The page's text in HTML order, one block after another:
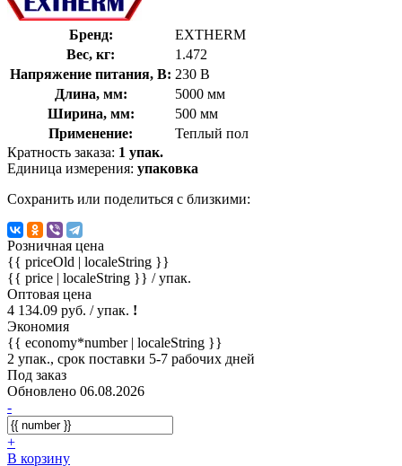
Бренд:
EXTHERM
Вес, кг:
1.472
Напряжение питания, В: 230 В
Длина, мм:
5000 мм
Ширина, мм:
500 мм
Применение:
Теплый пол
Кратность заказа: 1 упак.
Единица измерения: упаковка
Сохранить или поделиться с близкими:
Розничная цена
{{ priceOld | localeString }}
{{ price | localeString }} / упак.
Оптовая цена
4 134.09 руб. / упак. !
Экономия
{{ economy*number | localeString }}
2 упак., срок поставки 5-7 рабочих дней
Под заказ
Обновлено 06.08.2026
-
+
В корзину